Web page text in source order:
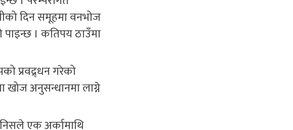
दिन समूहमा वनभोज
। कतिपय ठाउँमा
प्रवद्र्धन गरेको
खोज अनुसन्धानमा लाग्ने
एक अर्कामाथि